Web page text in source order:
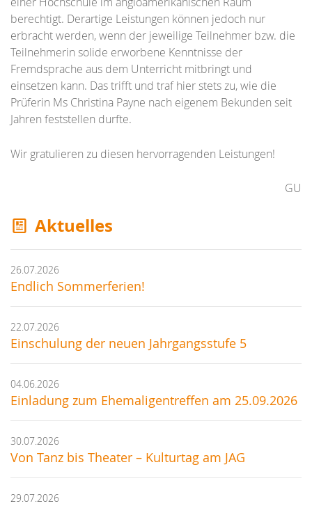
berechtigt. Derartige Leistungen können jedoch nur
erbracht werden, wenn der jeweilige Teilnehmer bzw. die
Teilnehmerin solide erworbene Kenntnisse der
Fremdsprache aus dem Unterricht mitbringt und
einsetzen kann. Das trifft und traf hier stets zu, wie die
Prüferin Ms Christina Payne nach eigenem Bekunden seit
Jahren feststellen durfte.
Wir gratulieren zu diesen hervorragenden Leistungen!
GU
Aktuelles
26.07.2026
Endlich Sommerferien!
22.07.2026
Einschulung der neuen Jahrgangsstufe 5
04.06.2026
Einladung zum Ehemaligentreffen am 25.09.2026
30.07.2026
Von Tanz bis Theater – Kulturtag am JAG
29.07.2026